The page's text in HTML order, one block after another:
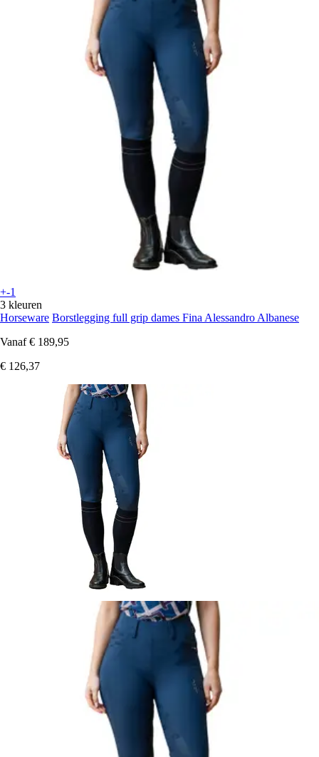
+-1
3 kleuren
Horseware Borstlegging full grip dames Fina Alessandro Albanese
Vanaf € 189,95
€ 126,37